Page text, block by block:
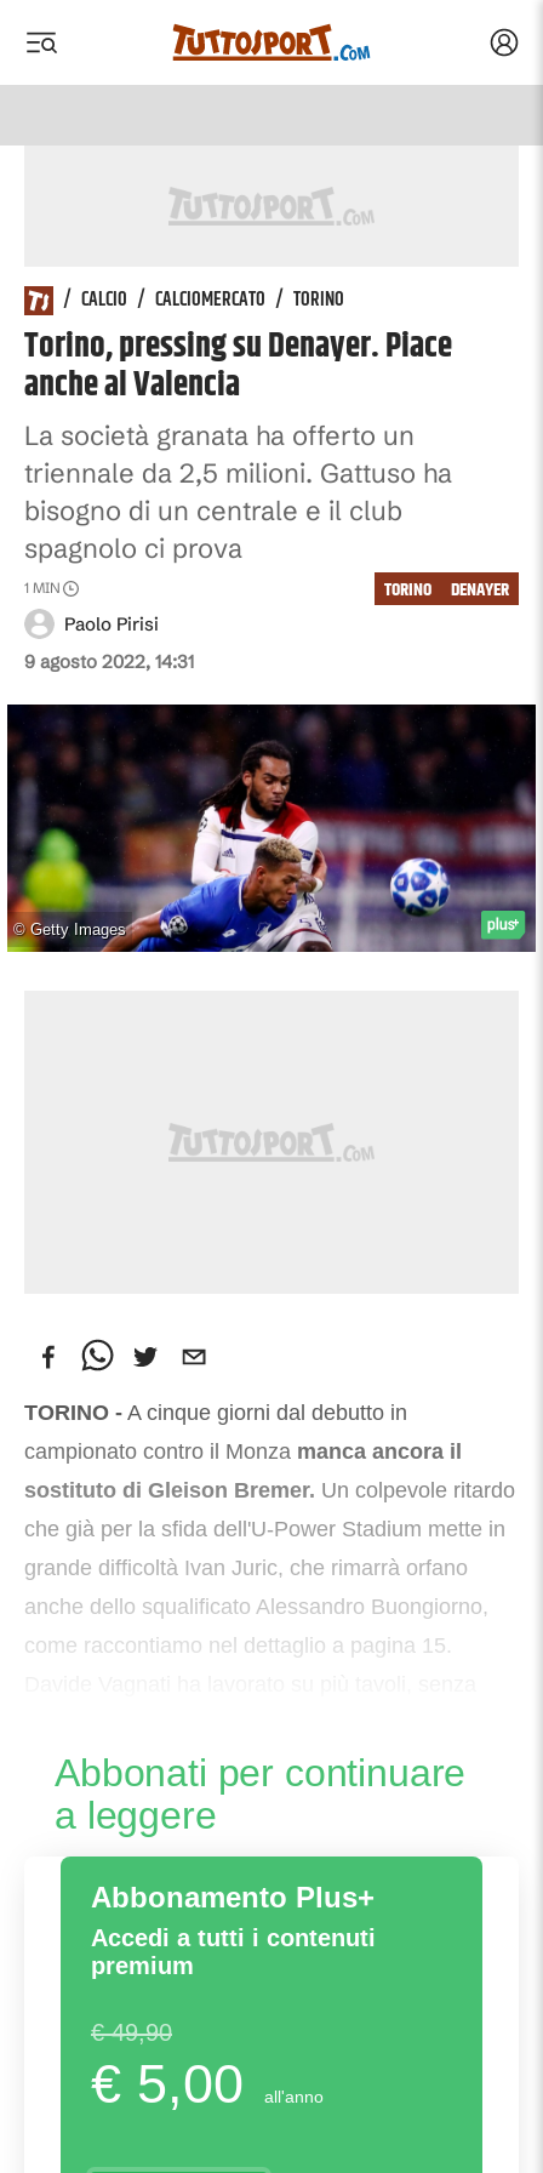
/ CALCIO / CALCIOMERCATO / TORINO
Torino, pressing su Denayer. Piace
anche al Valencia
La società granata ha offerto un
triennale da 2,5 milioni. Gattuso ha
bisogno di un centrale e il club
spagnolo ci prova
9 agosto 2022, 14:31
Paolo Pirisi
1 MIN DENAYER
TORINO
©Getty Images
TORINO - A cinque giorni dal debutto in
campionato contro il Monza manca ancora il
sostituto di Gleison Bremer. Un colpevole ritardo
che già per la sfida dell'U-Power Stadium mette in
grande difficoltà Ivan Juric, che rimarrà orfano
anche dello squalificato Alessandro Buongiorno,
come raccontiamo nel dettaglio a pagina 15.
Abbonati per continuare
a leggere
Abbonamento Plus+
Accedi a tutti i contenuti
premium
€ 49,90
€ 5,00 all'anno